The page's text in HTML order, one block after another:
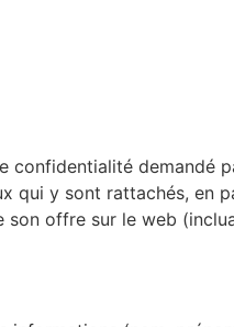
confidentialité demandé
qui y sont rattachés, en
offre sur le web